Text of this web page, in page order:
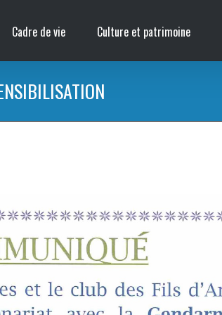
Cadre de vie Culture et patrimoine